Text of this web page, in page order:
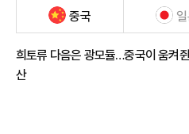
중국
희토류 다음은 광모듈…중국이 움켜
산